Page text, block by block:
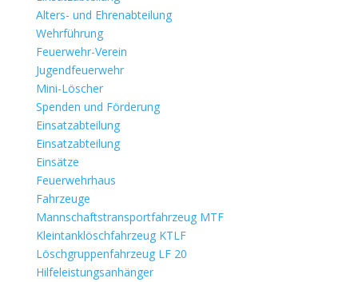
Alters- und Ehrenabteilung
Wehrführung
Feuerwehr-Verein
Jugendfeuerwehr
Mini-Löscher
Spenden und Förderung
Einsatzabteilung
Einsatzabteilung
Einsätze
Feuerwehrhaus
Fahrzeuge
Mannschaftstransportfahrzeug MTF
Kleintanklöschfahrzeug KTLF
Löschgruppenfahrzeug LF 20
Hilfeleistungsanhänger